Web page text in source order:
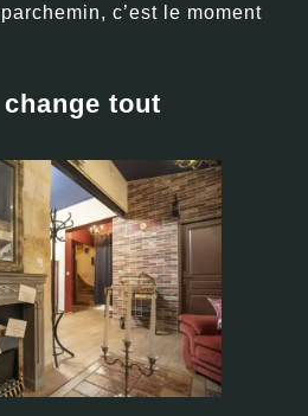
c’est le moment
tout